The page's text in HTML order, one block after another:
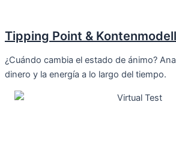
Tipping Point & Kontenmodell
¿Cuándo cambia el estado de ánimo?
dinero y la energía a lo largo del tiempo.